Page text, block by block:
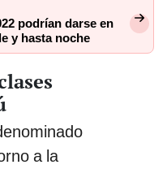
podrían darse en
y hasta noche
a la